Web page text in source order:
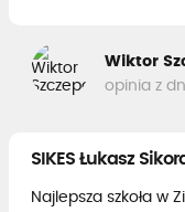
Wiktor
opinia z
SIKES Łukasz
Najlepsza szkoła w